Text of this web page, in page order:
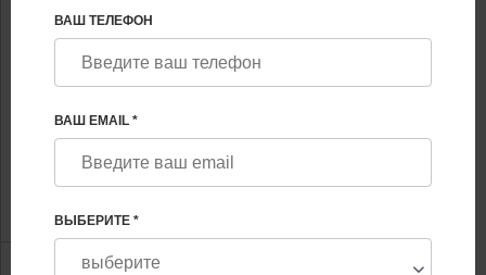
АЛЕКСАНДРА НИКОЛАЕВНА ЗОЗУЛИНА
И.о. заведующей отделения ЭКО, врач акушер-
гинеколог, репродуктолог, врач УЗД. Член УАРМ,
ASRM, ESHRE
FHRG Отделение ЭКО
ВАШ ТЕЛЕФОН
ВАШ EMAIL *
ВЫБЕРИТЕ *